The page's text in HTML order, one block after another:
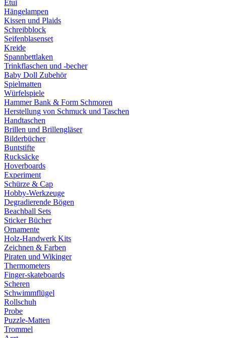
Etui
Hängelampen
Kissen und Plaids
Schreibblock
Seifenblasenset
Kreide
Spannbettlaken
Trinkflaschen und -becher
Baby Doll Zubehör
Spielmatten
Würfelspiele
Hammer Bank & Form Schmoren
Herstellung von Schmuck und Taschen
Handtaschen
Brillen und Brillengläser
Bilderbücher
Buntstifte
Rucksäcke
Hoverboards
Experiment
Schürze & Cap
Hobby-Werkzeuge
Degradierende Bögen
Beachball Sets
Sticker Bücher
Ornamente
Holz-Handwerk Kits
Zeichnen & Farben
Piraten und Wikinger
Thermometers
Finger-skateboards
Scheren
Schwimmflügel
Rollschuh
Probe
Puzzle-Matten
Trommel